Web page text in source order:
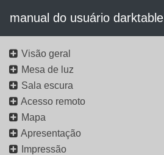
manual do usuário darktable
Visão geral
Mesa de luz
Sala escura
Acesso remoto
Mapa
Apresentação
Impressão